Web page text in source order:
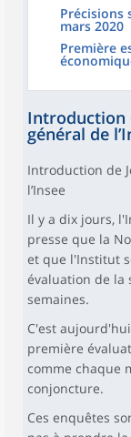
Précisions
mars 2020
Première
Introduction
général de
Introduction de
l’Insee
Il y a dix jours,
presse que la
et que l'Institut
évaluation de la
semaines.
C'est
première
comme chaque
conjoncture.
Ces enquêtes